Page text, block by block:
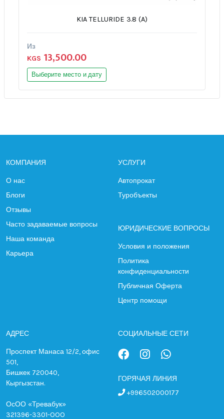
KIA TELLURIDE 3.8 (A)
Из
KGS 13,500.00
Выберите место и дату
КОМПАНИЯ
О нас
Блоги
Отзывы
Часто задаваемые вопросы
Наша команда
Карьера
УСЛУГИ
Автопрокат
Туробъекты
ЮРИДИЧЕСКИЕ ВОПРОСЫ
Условия и положения
Политика
конфиденциальности
Публичная Оферта
Центр помощи
АДРЕС
Проспект Манаса 12/2, офис
501,
Бишкек 720040,
Кыргызстан.
ОсОО «Тревабук»
321396-3301-OOO
СОЦИАЛЬНЫЕ СЕТИ
ГОРЯЧАЯ ЛИНИЯ
+996502000177